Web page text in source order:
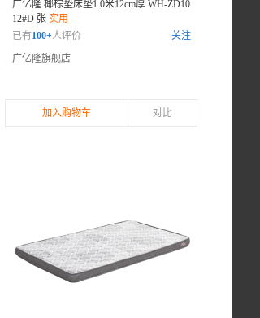
广亿隆 椰棕垫床垫1.0米12cm厚 WH-ZD10
12#D 张 实用
已有100+人评价
关注
广亿隆旗舰店
加入购物车 对比